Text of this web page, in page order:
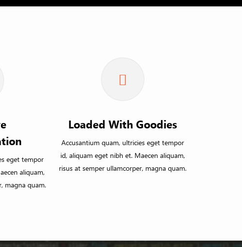
eget tempor
aliquam,
magna quam.
Loaded With Goodies
Accusantium quam, ultricies eget tempor
id, aliquam eget nibh et. Maecen aliquam,
risus at semper ullamcorper, magna quam.